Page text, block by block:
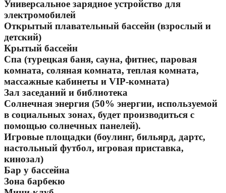
Универсальное зарядное устройство для
электромобилей
Открытый плавательный бассейн (взрослый и
детский)
Крытый бассейн
Спа (турецкая баня, сауна, фитнес, паровая
комната, соляная комната, теплая комната,
массажные кабинеты и VIP-комната)
Зал заседаний и библиотека
Солнечная энергия (50% энергии, используемой
в социальных зонах, будет производиться с
помощью солнечных панелей).
Игровые площадки (боулинг, бильярд, дартс,
настольный футбол, игровая приставка,
кинозал)
Бар у бассейна
Зона барбекю